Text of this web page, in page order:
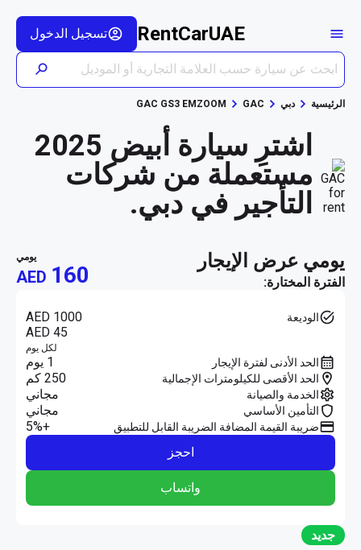
RentCarUAE تسجيل الدخول
الرئيسية دبي GAC
GAC GS3 EMZOOM
اشترِ سيارة أبيض 2025
مستعملة من شركات
التأجير في دبي.
يومي عرض الإيجار
الفترة المختارة:
يومي
AED 160
الوديعة
AED 1000
AED 45
لكل يوم
الحد الأدنى لفترة الإيجار 1 يوم
الحد الأقصى للكيلومترات الإجمالية 250 كم
الخدمة والصيانة مجاني
التأمين الأساسي مجاني
ضريبة القيمة المضافة الضريبة القابل للتطبيق
+5%
احجز
واتساب
جديد